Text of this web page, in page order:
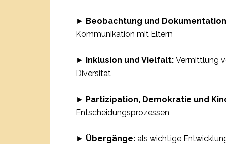
► Beobachtung und
Kommunikation mit Eltern
► Inklusion und Vielfalt: Vermittlung
Diversität
► Partizipation, Demokratie und
Entscheidungsprozessen
► Übergänge: als wichtige